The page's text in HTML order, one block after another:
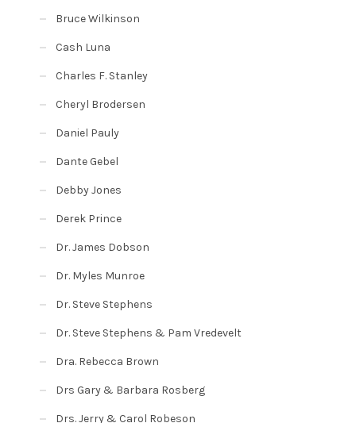
Bruce Wilkinson
Cash Luna
Charles F. Stanley
Cheryl Brodersen
Daniel Pauly
Dante Gebel
Debby Jones
Derek Prince
Dr. James Dobson
Dr. Myles Munroe
Dr. Steve Stephens
Dr. Steve Stephens & Pam Vredevelt
Dra. Rebecca Brown
Drs Gary & Barbara Rosberg
Drs. Jerry & Carol Robeson